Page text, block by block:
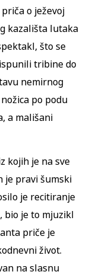
o ježevoj
kazališta lutaka
što se
tribine do
nemirnog
po podu
a mališani
kojih je na sve
je pravi šumski
je recitiranje
bio je to mjuzikl
priče je
život.
na slasnu